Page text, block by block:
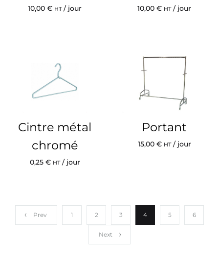
10,00 € HT/ jour 10,00 € HT/ jour
Cintre métal
chromé
0,25 € HT/ jour
Portant
15,00 € HT/ jour
Prev 1 2 3 4 5 6
Next